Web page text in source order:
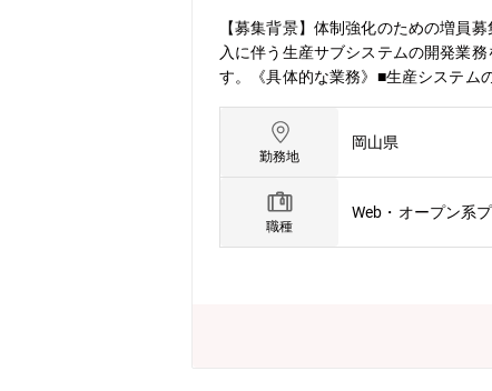
【募集背景】体制強化のための増員
入に伴う生産サブシステムの開発業
す。《具体的な業務》■生産システム
想定しており、習熟度やスキルに応
率の向上に貢献できる、重要なポジ
葉をいただけることもあり、大きな
キルマップを作成します。本人と所
若手のうちから昇進のチャンスもあ
名在籍しています。※生産システム課
しも良く、安心して業務に取り組め
勤務地
岡山県
職種
Web・オープン系